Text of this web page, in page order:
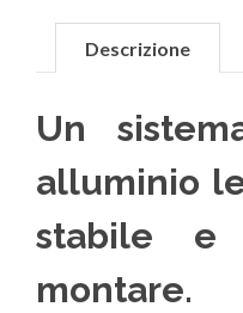
Descrizione
Un
alluminio
stabile e